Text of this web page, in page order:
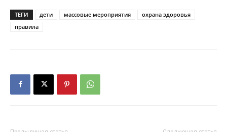
ТЕГИ дети массовые мероприятия
охрана здоровья
правила